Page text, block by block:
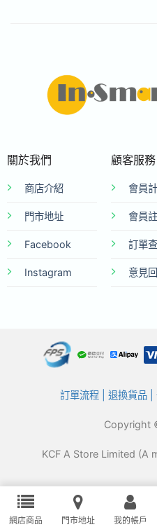
關於我們
商店介紹
門市地址
Facebook
Instagram
顧客服務
會員
會員
訂單
意見
訂單流程| 退換貨品|
Copyright
KCF A Store Limited (A
網店商品 門市地址 我的帳戶